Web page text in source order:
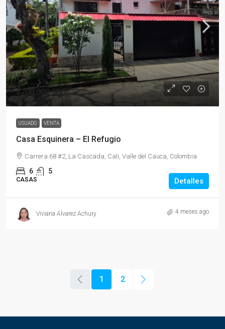
$700,000,000
USUADO VENTA
Casa Esquinera – El Refugio
Carrera 68 #2, La Cascada, Cali, Valle del Cauca, Colombia
6 5
CASAS Detalles
Viviana Alvarez Achury 4 meses ago
1 2